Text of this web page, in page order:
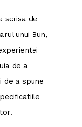
scrisa de
unui Bun,
de a
de a spune